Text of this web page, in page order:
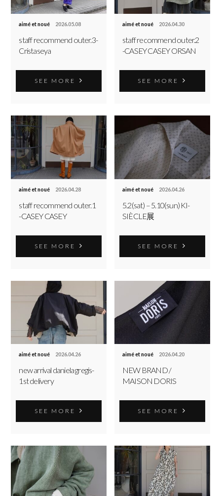
aimé et noué 2026.05.08
staff recommend outer.3-
Cristaseya
SEE MORE
aimé et noué 2026.04.30
staff recommend outer.2
-CASEY CASEY ORSAN
SEE MORE
aimé et noué 2026.04.28
staff recommend outer.1
-CASEY CASEY
SEE MORE
aimé et noué 2026.04.26
5.2(sat) – 5.10(sun) KI-
SIÈCLE展
SEE MORE
aimé et noué 2026.04.26
new arrival daniela gregis-
1st delivery
SEE MORE
aimé et noué 2026.04.20
NEW BRAND /
MAISON DORIS
SEE MORE